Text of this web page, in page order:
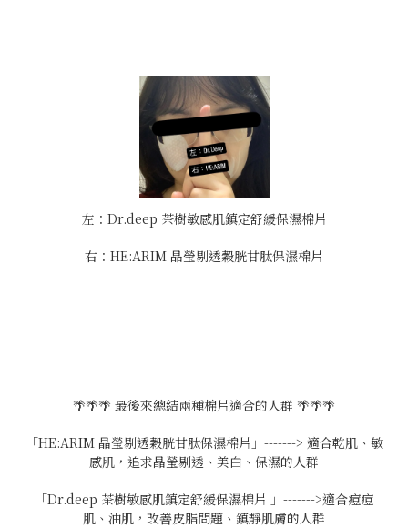
左：Dr.deep 茶樹敏感肌鎮定舒緩保濕棉片
右：HE:ARIM 晶瑩剔透穀胱甘肽保濕棉片
🌴🌴🌴 最後來總結兩種棉片適合的人群 🌴🌴🌴
「HE:ARIM 晶瑩剔透穀胱甘肽保濕棉片」-------> 適合乾肌、敏
感肌，追求晶瑩剔透、美白、保濕的人群
「Dr.deep 茶樹敏感肌鎮定舒緩保濕棉片 」------->適合痘痘
肌、油肌，改善皮脂問題、鎮靜肌膚的人群